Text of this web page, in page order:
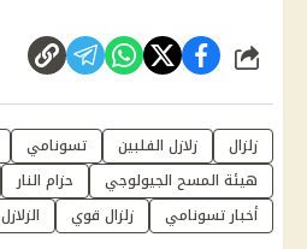
شارك
زلزال زلازل الفلبين تسونامي
هيئة المسح الجيولوجي
حزام النار
أخبار تسونامي
زلزال قوي الزلازل